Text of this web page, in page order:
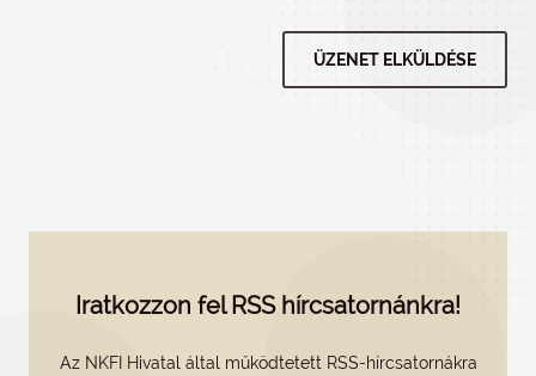
Iratkozzon fel RSS hírcsatornánkra!
Az NKFI Hivatal által működtetett RSS-hírcsatornákra